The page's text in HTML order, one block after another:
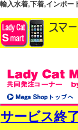
輸入水着,下着,インポー
サービス終了